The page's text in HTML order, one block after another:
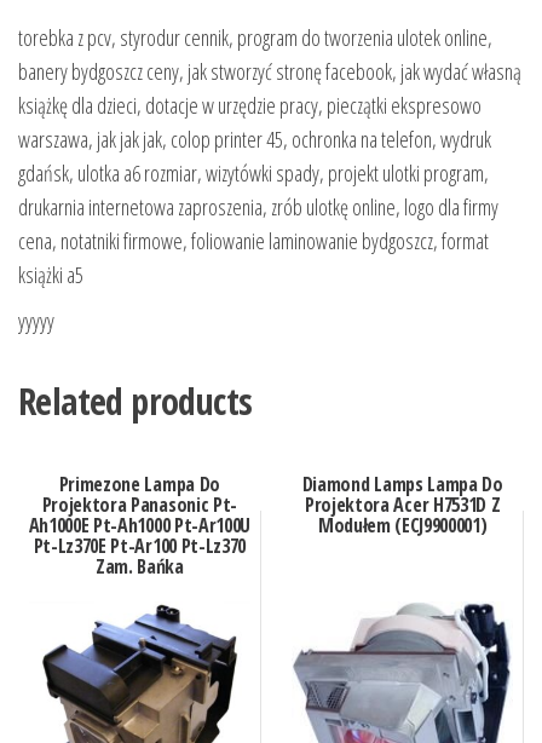
torebka z pcv, styrodur cennik, program do tworzenia ulotek online,
banery bydgoszcz ceny, jak stworzyć stronę facebook, jak wydać własną
książkę dla dzieci, dotacje w urzędzie pracy, pieczątki ekspresowo
warszawa, jak jak jak, colop printer 45, ochronka na telefon, wydruk
gdańsk, ulotka a6 rozmiar, wizytówki spady, projekt ulotki program,
drukarnia internetowa zaproszenia, zrób ulotkę online, logo dla firmy
cena, notatniki firmowe, foliowanie laminowanie bydgoszcz, format
książki a5
yyyyy
Related products
Primezone Lampa Do
Projektora Panasonic Pt-
Ah1000E Pt-Ah1000 Pt-Ar100U
Pt-Lz370E Pt-Ar100 Pt-Lz370
Zam. Bańka
Diamond Lamps Lampa Do
Projektora Acer H7531D Z
Modułem (ECJ9900001)